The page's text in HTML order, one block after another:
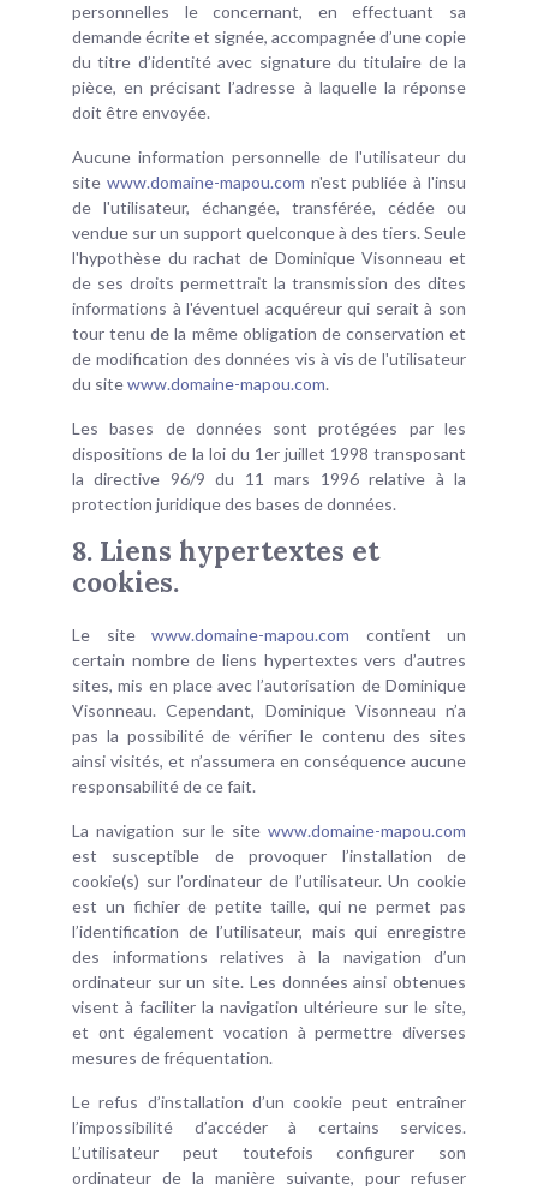
personnelles le concernant, en effectuant sa
demande écrite et signée, accompagnée d’une copie
du titre d’identité avec signature du titulaire de la
pièce, en précisant l’adresse à laquelle la réponse
doit être envoyée.
Aucune information personnelle de l'utilisateur du
site www.domaine-mapou.com n'est publiée à l'insu
de l'utilisateur, échangée, transférée, cédée ou
vendue sur un support quelconque à des tiers. Seule
l'hypothèse du rachat de Dominique Visonneau et
de ses droits permettrait la transmission des dites
informations à l'éventuel acquéreur qui serait à son
tour tenu de la même obligation de conservation et
de modification des données vis à vis de l'utilisateur
du sitewww.domaine-mapou.com.
Les bases de données sont protégées par les
dispositions de la loi du 1er juillet 1998 transposant
la directive 96/9 du 11 mars 1996 relative à la
protection juridique des bases de données.
8. Liens hypertextes et
cookies.
Le site www.domaine-mapou.com contient un
certain nombre de liens hypertextes vers d’autres
sites, mis en place avec l’autorisation de Dominique
Visonneau. Cependant, Dominique Visonneau n’a
pas la possibilité de vérifier le contenu des sites
ainsi visités, et n’assumera en conséquence aucune
responsabilité de ce fait.
La navigation sur le site www.domaine-mapou.com
est susceptible de provoquer l’installation de
cookie(s) sur l’ordinateur de l’utilisateur. Un cookie
est un fichier de petite taille, qui ne permet pas
l’identification de l’utilisateur, mais qui enregistre
des informations relatives à la navigation d’un
ordinateur sur un site. Les données ainsi obtenues
visent à faciliter la navigation ultérieure sur le site,
et ont également vocation à permettre diverses
mesures de fréquentation.
Le refus d’installation d’un cookie peut entraîner
l’impossibilité d’accéder à certains services.
L’utilisateur peut toutefois configurer son
ordinateur de la manière suivante, pour refuser